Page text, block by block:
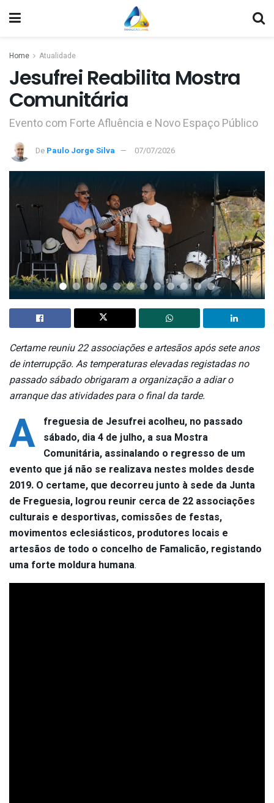
Home Atualidade
Jesufrei Reabilita Mostra
Comunitária
Evento com Forte Afluência e Novo Espaço Público
De Paulo Jorge Silva 07/07/2026
Certame reuniu 22 associações e artesãos após sete anos
de interrupção. As temperaturas elevadas registadas no
passado sábado obrigaram a organização a adiar o
arranque das atividades para o final da tarde.
A freguesia de Jesufrei acolheu, no passado
sábado, dia 4 de julho, a sua Mostra
Comunitária, assinalando o regresso de um
evento que já não se realizava nestes moldes desde
2019. O certame, que decorreu junto à sede da Junta
de Freguesia, logrou reunir cerca de 22 associações
culturais e desportivas, comissões de festas,
movimentos eclesiásticos, produtores locais e
artesãos de todo o concelho de Famalicão, registando
uma forte moldura humana.